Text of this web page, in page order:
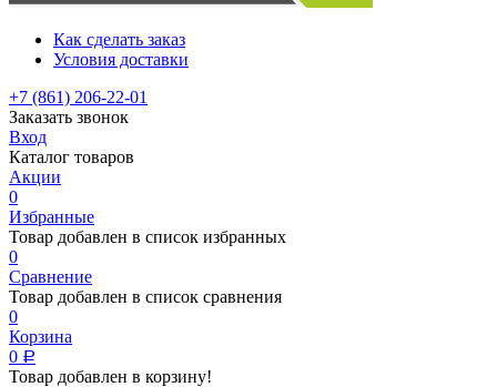
Как сделать заказ
Условия доставки
+7 (861) 206-22-01
Заказать звонок
Вход
Каталог товаров
Акции
0
Избранные
Товар добавлен в список избранных
0
Сравнение
Товар добавлен в список сравнения
0
Корзина
0 Р
Товар добавлен в корзину!